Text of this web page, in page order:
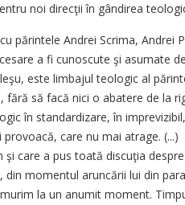
noi direcţii în gândirea
părintele Andrei Scrima,
a fi cunoscute şi asumate
este limbajul teologic al
să facă nici o abatere de la
în standardizare, în
provoacă, care nu mai atrage.
şi care a pus toată discuţia
din momentul aruncării lui din
la un anumit moment.